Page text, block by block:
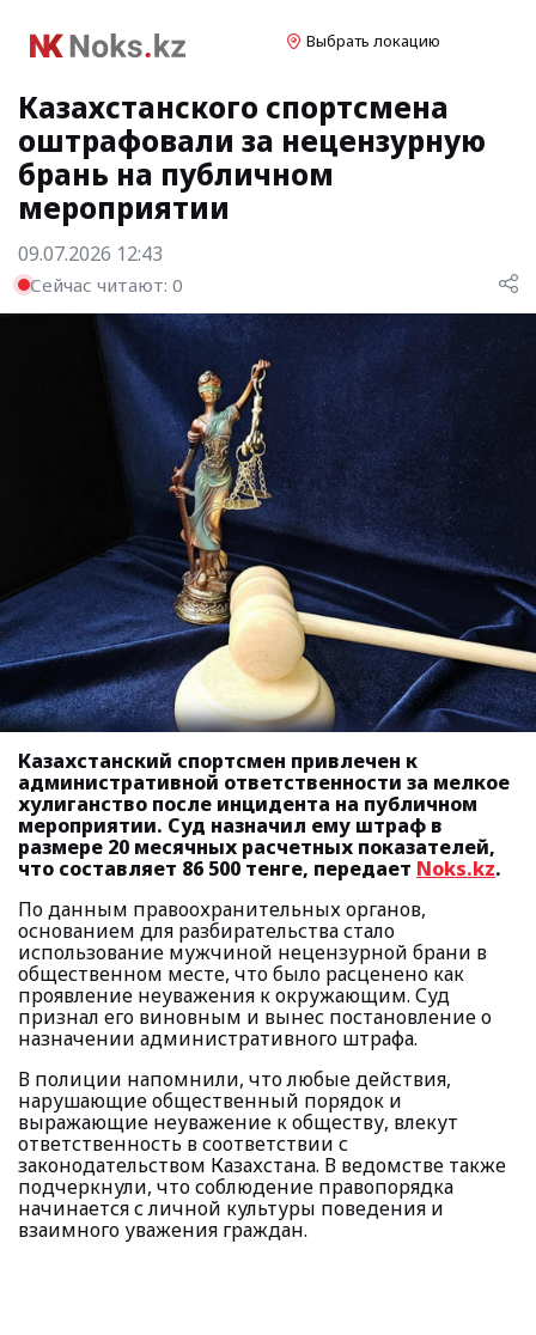
Выбрать локацию
Казахстанского спортсмена
оштрафовали за нецензурную
брань на публичном
мероприятии
09.07.2026 12:43
Сейчас читают: 0
Казахстанский спортсмен привлечен к
административной ответственности за мелкое
хулиганство после инцидента на публичном
мероприятии. Суд назначил ему штраф в
размере 20 месячных расчетных показателей,
что составляет 86 500 тенге, передает Noks.kz.
По данным правоохранительных органов,
основанием для разбирательства стало
использование мужчиной нецензурной брани в
общественном месте, что было расценено как
проявление неуважения к окружающим. Суд
признал его виновным и вынес постановление о
назначении административного штрафа.
В полиции напомнили, что любые действия,
нарушающие общественный порядок и
выражающие неуважение к обществу, влекут
ответственность в соответствии с
законодательством Казахстана. В ведомстве также
подчеркнули, что соблюдение правопорядка
начинается с личной культуры поведения и
взаимного уважения граждан.